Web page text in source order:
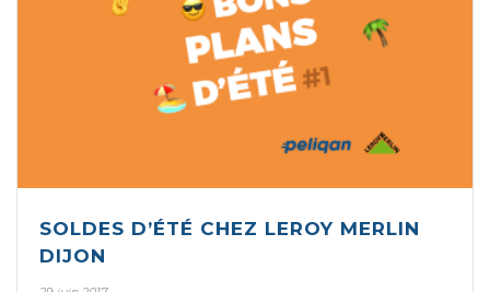
SOLDES D’ÉTÉ CHEZ LEROY MERLIN
DIJON